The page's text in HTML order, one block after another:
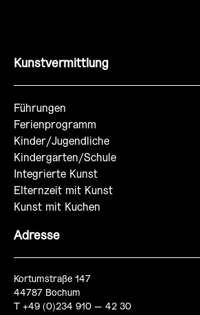
Kunstvermittlung
Führungen
Ferienprogramm
Kinder/Jugendliche
Kindergarten/Schule
Integrierte Kunst
Elternzeit mit Kunst
Kunst mit Kuchen
Adresse
Kortumstraße 147
44787 Bochum
T +49 (0)234 910 – 42 30